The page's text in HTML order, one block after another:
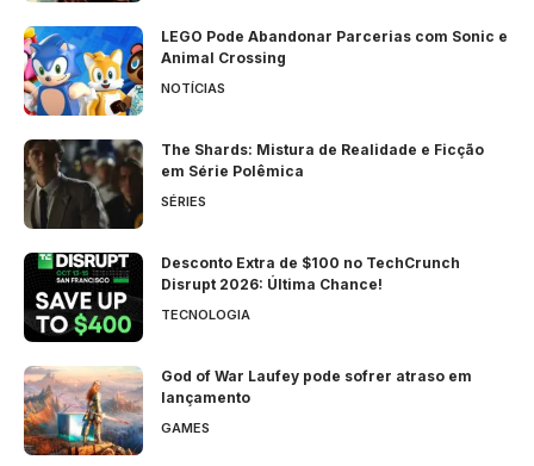
LEGO Pode Abandonar Parcerias com Sonic e
Animal Crossing
NOTÍCIAS
The Shards: Mistura de Realidade e Ficção
em Série Polêmica
SÉRIES
Desconto Extra de $100 no TechCrunch
Disrupt 2026: Última Chance!
TECNOLOGIA
God of War Laufey pode sofrer atraso em
lançamento
GAMES